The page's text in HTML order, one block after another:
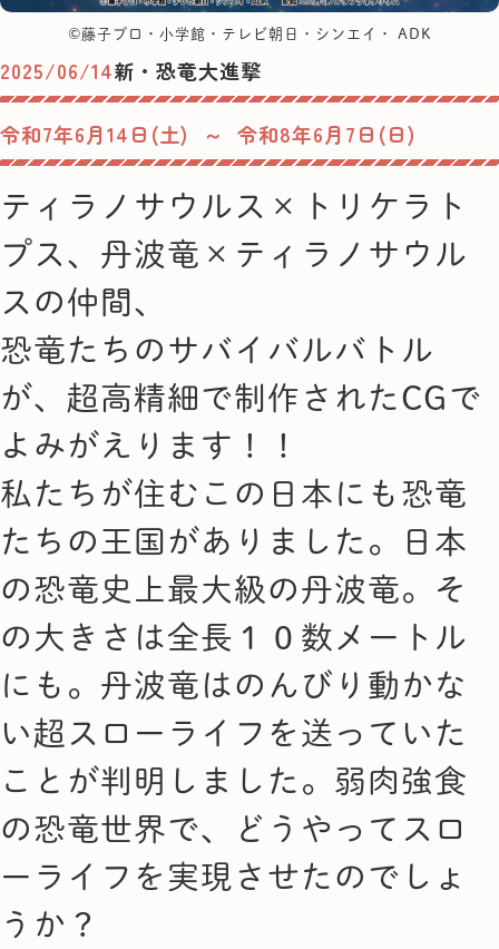
©藤子プロ・小学館・テレビ朝日・シンエイ・ ADK
2025/06/14新・恐竜大進撃
令和7年6月14日(土) ～ 令和8年6月7日(日)
ティラノサウルス×トリケラト
プス、丹波竜×ティラノサウル
スの仲間、
恐竜たちのサバイバルバトル
が、超高精細で制作されたCGで
よみがえります！！
私たちが住むこの日本にも恐竜
たちの王国がありました。日本
の恐竜史上最大級の丹波竜。そ
の大きさは全長１０数メートル
にも。丹波竜はのんびり動かな
い超スローライフを送っていた
ことが判明しました。弱肉強食
の恐竜世界で、どうやってスロ
ーライフを実現させたのでしょ
うか？